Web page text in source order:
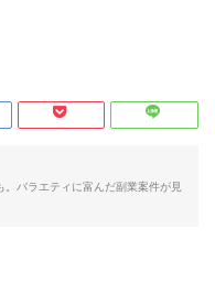
バラエティに富んだ副業案件が見